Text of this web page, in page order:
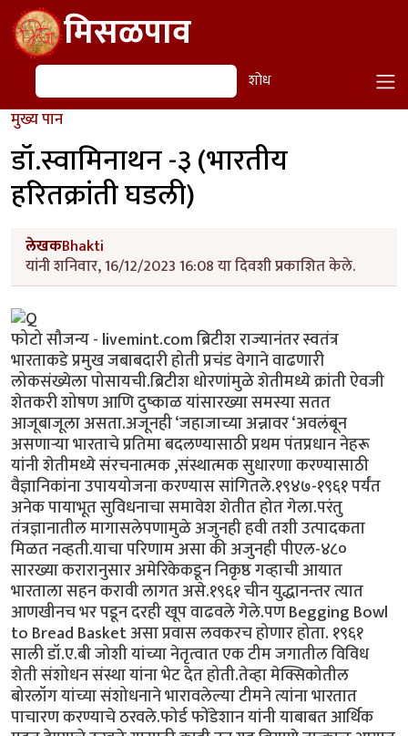
Skip to main contentमिसळपाव
शोध शोध
मुख्य पान
डॉ.स्वामिनाथन -३ (भारतीय
हरितक्रांती घडली)
लेखकBhakti
यांनी शनिवार, 16/12/2023 16:08 या दिवशी प्रकाशित केले.
फोटो सौजन्य - livemint.com ब्रिटीश राज्यानंतर स्वतंत्र
भारताकडे प्रमुख जबाबदारी होती प्रचंड वेगाने वाढणारी
लोकसंख्येला पोसायची.ब्रिटीश धोरणांमुळे शेतीमध्ये क्रांती ऐवजी
शेतकरी शोषण आणि दुष्काळ यांसारख्या समस्या सतत
आजूबाजूला असता.अजूनही ‘जहाजाच्या अन्नावर ‘अवलंबून
असणाऱ्या भारताचे प्रतिमा बदलण्यासाठी प्रथम पंतप्रधान नेहरू
यांनी शेतीमध्ये संरचनात्मक ,संस्थात्मक सुधारणा करण्यासाठी
वैज्ञानिकांना उपाययोजना करण्यास सांगितले.१९४७-१९६१ पर्यंत
अनेक पायाभूत सुविधनाचा समावेश शेतीत होत गेला.परंतु
तंत्रज्ञानातील मागासलेपणामुळे अजुनही हवी तशी उत्पादकता
मिळत नव्हती.याचा परिणाम असा की अजुनही पीएल-४८०
सारख्या करारानुसार अमेरिकेकडून निकृष्ठ गव्हाची आयात
भारताला सहन करावी लागत असे.१९६१ चीन युद्धानन्तर त्यात
आणखीनच भर पडून दरही खूप वाढवले गेले.पण Begging Bowl
to Bread Basket असा प्रवास लवकरच होणार होता. १९६१
साली डॉ.ए.बी जोशी यांच्या नेतृत्वात एक टीम जगातील विविध
शेती संशोधन संस्था यांना भेट देत होती.तेव्हा मेक्सिकोतील
बोरलॉग यांच्या संशोधनाने भारावलेल्या टीमने त्यांना भारतात
पाचारण करण्याचे ठरवले.फोर्ड फोंडेशान यांनी याबाबत आर्थिक